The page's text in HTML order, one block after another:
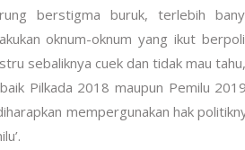
berstigma buruk, terlebih
oknum-oknum yang ikut
sebaliknya cuek dan tidak mau
Pilkada 2018 maupun Pemilu
mempergunakan hak